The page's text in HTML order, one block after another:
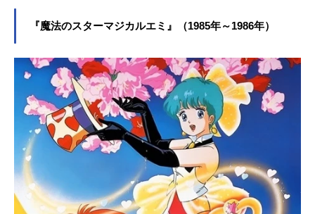
『魔法のスターマジカルエミ』（1985年～1986年）